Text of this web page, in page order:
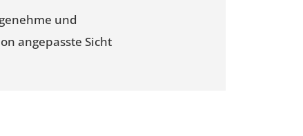
und
angepasste Sicht